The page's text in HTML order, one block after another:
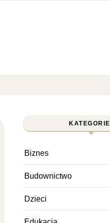
KATEGORIE
Biznes
Budownictwo
Dzieci